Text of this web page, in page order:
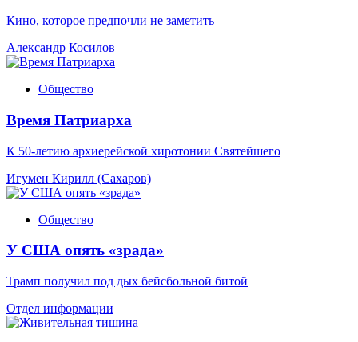
Кино, которое предпочли не заметить
Александр Косилов
Общество
Время Патриарха
К 50-летию архиерейской хиротонии Святейшего
Игумен Кирилл (Сахаров)
Общество
У США опять «зрада»
Трамп получил под дых бейсбольной битой
Отдел информации